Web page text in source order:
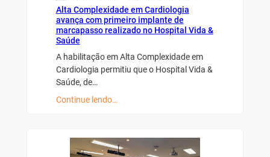
Alta Complexidade em Cardiologia
avança com primeiro implante de
marcapasso realizado no Hospital Vida &
Saúde
A habilitação em Alta Complexidade em
Cardiologia permitiu que o Hospital Vida &
Saúde, de…
Continue lendo…